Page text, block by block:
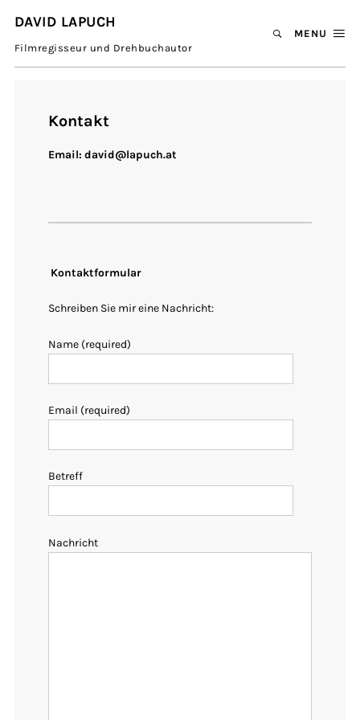
DAVID LAPUCH
Filmregisseur und Drehbuchautor
MENU
Kontakt
Email: david@lapuch.at
Kontaktformular
Schreiben Sie mir eine Nachricht:
Name (required)
Email (required)
Betreff
Nachricht